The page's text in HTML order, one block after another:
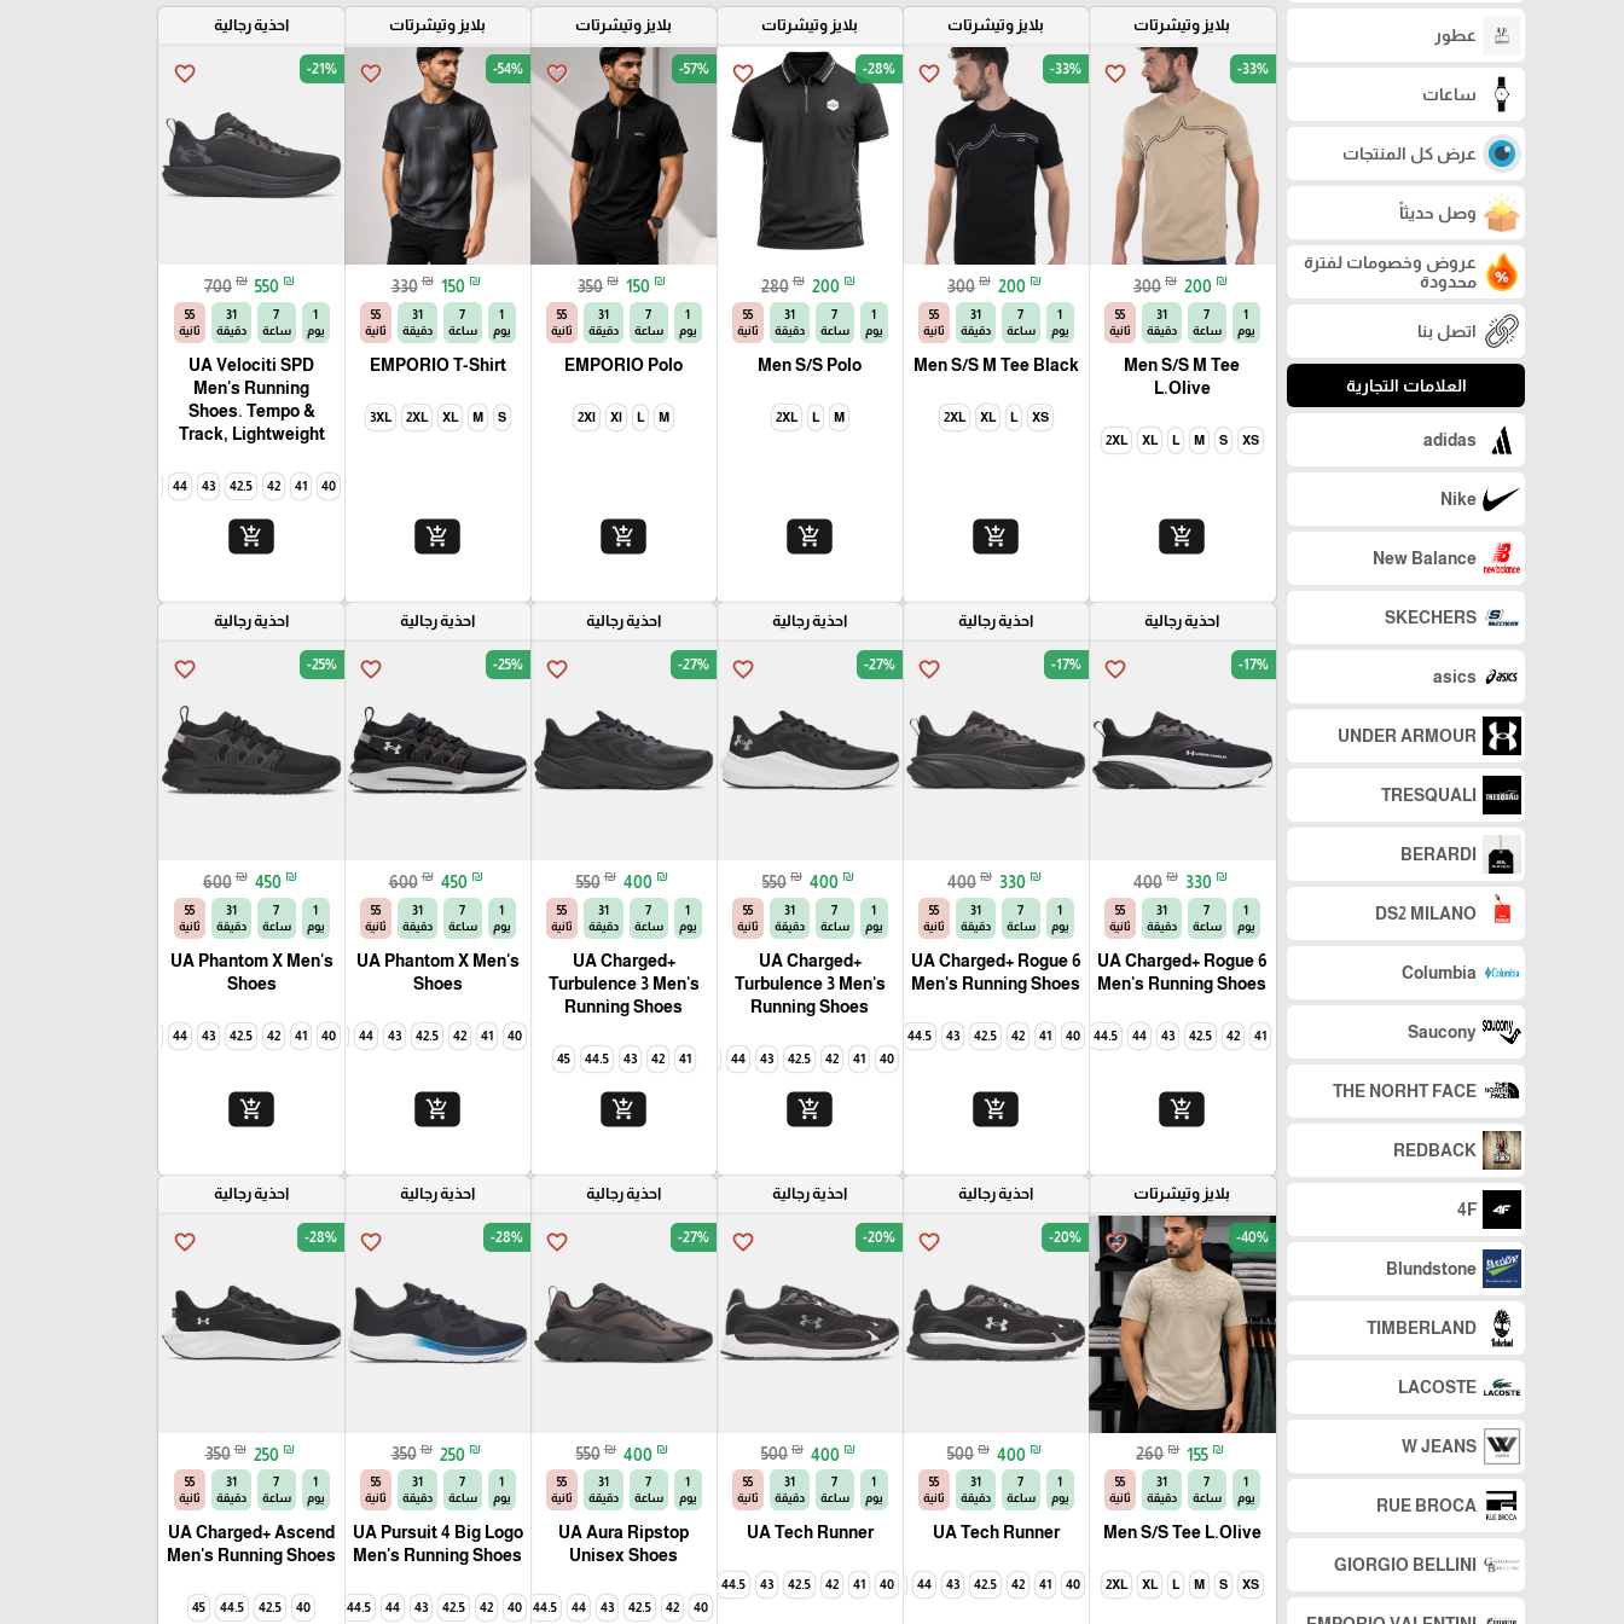
عطور
ساعات
عرض كل المنتجات
وصل حديثاً
عروض وخصومات لفترة
محدودة
اتصل بنا
العلامات التجارية
adidas
Nike
New Balance
SKECHERS
asics
UNDER ARMOUR
TRESQUALI
BERARDI
DS2 MILANO
Columbia
Saucony
THE NORHT FACE
REDBACK
4F
Blundstone
TIMBERLAND
LACOSTE
W JEANS
RUE BROCA
GIORGIO BELLINI
بلايز وتيشرتات
favorite_border -33%
300 ₪ 200 ₪
1
يوم
7
ساعة
31
دقيقة
54
ثانية
Men S/S M Tee
L.Olive
XS
S
M
L
XL
2XL
add_shopping_cart
بلايز وتيشرتات
favorite_border -33%
300 ₪ 200 ₪
1
يوم
7
ساعة
31
دقيقة
54
ثانية
Men S/S M Tee Black
XS
L
XL
2XL
add_shopping_cart
بلايز وتيشرتات
favorite_border -28%
280 ₪ 200 ₪
1
يوم
7
ساعة
31
دقيقة
54
ثانية
Men S/S Polo
M
L
2XL
add_shopping_cart
بلايز وتيشرتات
favorite_border -57%
350 ₪ 150 ₪
1
يوم
7
ساعة
31
دقيقة
54
ثانية
EMPORIO Polo
M
L
Xl
2Xl
add_shopping_cart
بلايز وتيشرتات
favorite_border -54%
330 ₪ 150 ₪
1
يوم
7
ساعة
31
دقيقة
54
ثانية
EMPORIO T-Shirt
S
M
XL
2XL
3XL
add_shopping_cart
احذية رجالية
favorite_border -21%
700 ₪ 550 ₪
1
يوم
7
ساعة
31
دقيقة
54
ثانية
UA Velociti SPD
Men's Running
Shoes. Tempo &
Track, Lightweight
40
41
42
42.5
43
44
add_shopping_cart
احذية رجالية
favorite_border -17%
400 ₪ 330 ₪
1
يوم
7
ساعة
31
دقيقة
54
ثانية
UA Charged+ Rogue 6
Men's Running Shoes
41
42
42.5
43
44
44.5
add_shopping_cart
احذية رجالية
favorite_border -17%
400 ₪ 330 ₪
1
يوم
7
ساعة
31
دقيقة
54
ثانية
UA Charged+ Rogue 6
Men's Running Shoes
40
41
42
42.5
43
44.5
add_shopping_cart
احذية رجالية
favorite_border -27%
550 ₪ 400 ₪
1
يوم
7
ساعة
31
دقيقة
54
ثانية
UA Charged+
Turbulence 3 Men's
Running Shoes
40
41
42
42.5
43
44
45
add_shopping_cart
احذية رجالية
favorite_border -27%
550 ₪ 400 ₪
1
يوم
7
ساعة
31
دقيقة
54
ثانية
UA Charged+
Turbulence 3 Men's
Running Shoes
41
42
43
44.5
45
add_shopping_cart
احذية رجالية
favorite_border -25%
600 ₪ 450 ₪
1
يوم
7
ساعة
31
دقيقة
54
ثانية
UA Phantom X Men's
Shoes
40
41
42
42.5
43
44
44.5
45
add_shopping_cart
احذية رجالية
favorite_border -25%
600 ₪ 450 ₪
1
يوم
7
ساعة
31
دقيقة
54
ثانية
UA Phantom X Men's
Shoes
40
41
42
42.5
43
44
add_shopping_cart
بلايز وتيشرتات
favorite_border -40%
260 ₪ 155 ₪
1
يوم
7
ساعة
31
دقيقة
54
ثانية
Men S/S Tee L.Olive
XS
S
M
L
XL
2XL
احذية رجالية
favorite_border -20%
500 ₪ 400 ₪
1
يوم
7
ساعة
31
دقيقة
54
ثانية
UA Tech Runner
40
41
42
42.5
43
44
44.5
45
احذية رجالية
favorite_border -20%
500 ₪ 400 ₪
1
يوم
7
ساعة
31
دقيقة
54
ثانية
UA Tech Runner
40
41
42
42.5
43
44.5
احذية رجالية
favorite_border -27%
550 ₪ 400 ₪
1
يوم
7
ساعة
31
دقيقة
54
ثانية
UA Aura Ripstop
Unisex Shoes
40
42
42.5
43
44
44.5
45
احذية رجالية
favorite_border -28%
350 ₪ 250 ₪
1
يوم
7
ساعة
31
دقيقة
54
ثانية
UA Pursuit 4 Big Logo
Men's Running Shoes
40
42
42.5
43
44
44.5
احذية رجالية
favorite_border -28%
350 ₪ 250 ₪
1
يوم
7
ساعة
31
دقيقة
54
ثانية
UA Charged+ Ascend
Men's Running Shoes
40
42.5
44.5
45